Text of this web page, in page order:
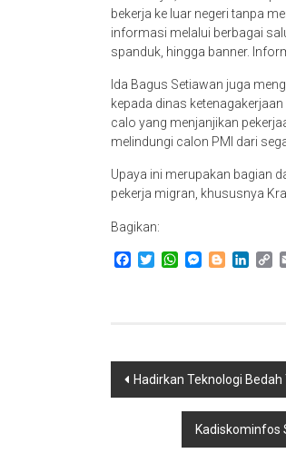
bekerja ke luar negeri tanpa
informasi melalui berbagai
spanduk, hingga banner.
Ida Bagus Setiawan juga
kepada dinas
calo yang menjanjikan
melindungi calon PMI dari
Upaya ini merupakan bagian
pekerja migran, khususnya
Bagikan:
Facebook
TwitterWhatsApp
Messenger
Blogger
Navigasi
Hadirkan Teknologi
Kadiskominfos